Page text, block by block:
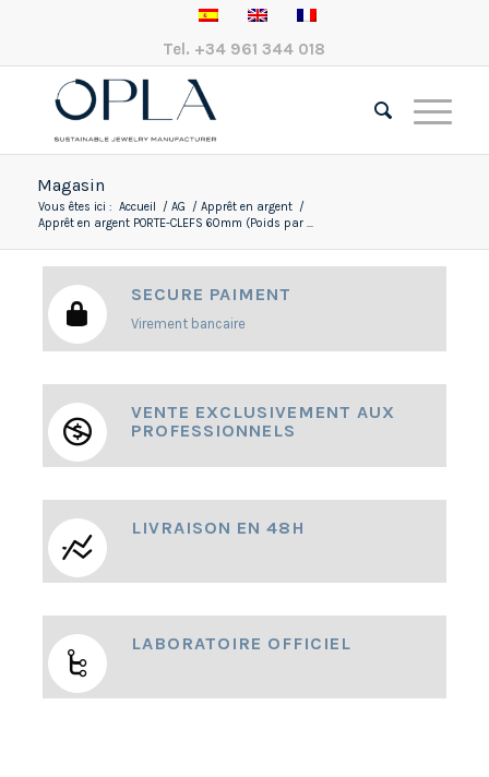
Tel. +34 961 344 018
Magasin
Vous êtes ici : Accueil / AG / Apprêt en argent /
Apprêt en argent PORTE-CLEFS 60mm (Poids par ...
SECURE PAIMENT
Virement bancaire
VENTE EXCLUSIVEMENT AUX
PROFESSIONNELS
LIVRAISON EN 48H
LABORATOIRE OFFICIEL